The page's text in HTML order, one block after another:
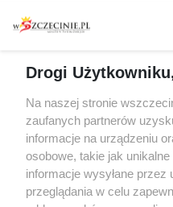
Spacery i oprowadzania
targi
Wernisaże
Więcej
Drogi
Na naszej stronie
zaufanych partnerów
informacje na urządzeniu
osobowe, takie jak
informacje wysyłane przez
przeglądania w celu